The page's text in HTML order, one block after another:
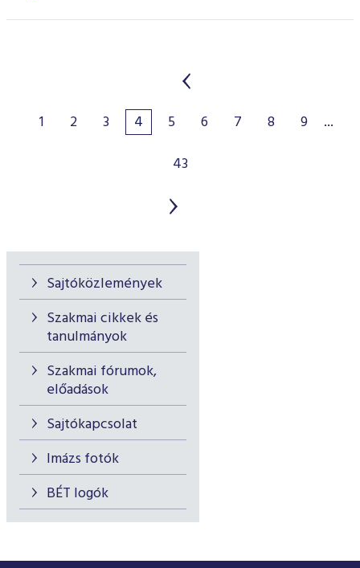
Sajtóközlemények
Szakmai cikkek és
tanulmányok
Szakmai fórumok,
előadások
Sajtókapcsolat
Imázs fotók
BÉT logók
1 2 3 4 5 6 7 8 9
...
43